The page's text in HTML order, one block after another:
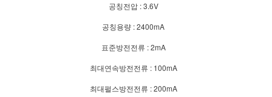
공칭전압 : 3.6V
공칭용량 : 2400mA
표준방전전류 : 2mA
최대연속방전전류 : 100mA
최대펄스방전전류 : 200mA